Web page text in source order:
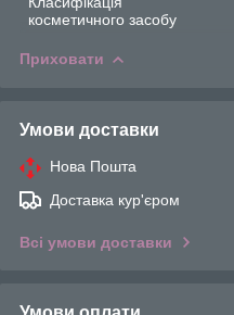
косметичного засобу
Приховати
Умови доставки
Нова Пошта
Доставка кур'єром
Всі умови доставки